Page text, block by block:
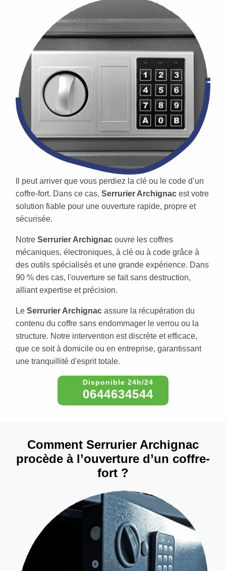
Il peut arriver que vous perdiez la clé ou le code d’un
coffre-fort. Dans ce cas, Serrurier Archignac est votre
solution fiable pour une ouverture rapide, propre et
sécurisée.
Notre Serrurier Archignac ouvre les coffres
mécaniques, électroniques, à clé ou à code grâce à
des outils spécialisés et une grande expérience. Dans
90 % des cas, l'ouverture se fait sans destruction,
alliant expertise et précision.
Le Serrurier Archignac assure la récupération du
contenu du coffre sans endommager le verrou ou la
structure. Notre intervention est discrète et efficace,
que ce soit à domicile ou en entreprise, garantissant
une tranquillité d'esprit totale.
0644634544
Comment Serrurier Archignac
procède à l’ouverture d’un coffre-
fort ?